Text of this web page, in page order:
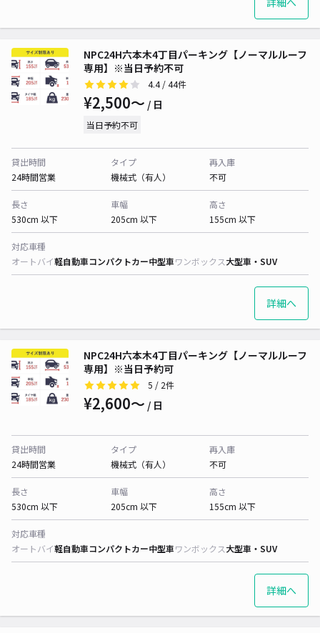
NPC24H六本木4丁目パーキング【ノーマルルーフ
専用】※当日予約不可
4.4/ 44件
¥2,500〜 / 日
当日予約不可
貸出時間
24時間営業
タイプ
機械式（有人）
再入庫
不可
長さ
530cm 以下
車幅
205cm 以下
高さ
155cm 以下
対応車種
オートバイ軽自動車コンパクトカー中型車ワンボックス大型車・SUV
詳細へ
NPC24H六本木4丁目パーキング【ノーマルルーフ
専用】※当日予約可
5 / 2件
¥2,600〜 / 日
貸出時間
24時間営業
タイプ
機械式（有人）
再入庫
不可
長さ
530cm 以下
車幅
205cm 以下
高さ
155cm 以下
対応車種
オートバイ軽自動車コンパクトカー中型車ワンボックス大型車・SUV
詳細へ